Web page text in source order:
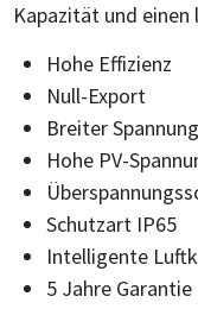
Kapazität und
Hohe Effizienz
Null-Export
Breiter
Hohe PV-
Schutzart IP65
Intelligente
5 Jahre Garantie